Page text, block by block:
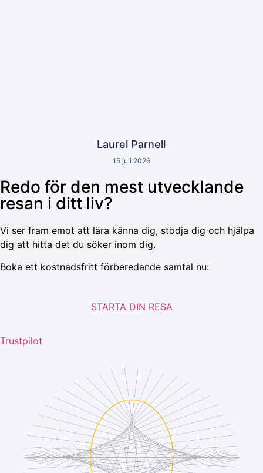
Laurel Parnell
15 juli 2026
Redo för den mest utvecklande
resan i ditt liv?
Vi ser fram emot att lära känna dig, stödja dig och hjälpa
dig att hitta det du söker inom dig.
Boka ett kostnadsfritt förberedande samtal nu:
STARTA DIN RESA
Trustpilot